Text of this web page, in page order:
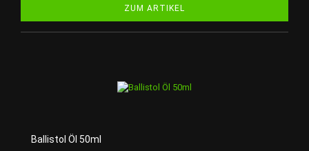
ZUM ARTIKEL
Ballistol Öl 50ml